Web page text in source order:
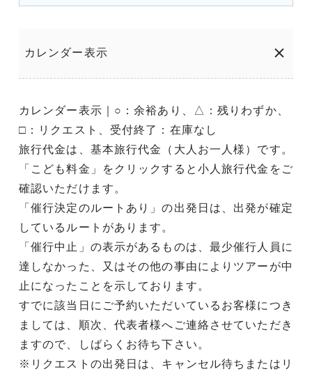
カレンダー表示
カレンダー表示｜○：余裕あり、△：残りわずか、
□：リクエスト、受付終了：在庫なし
旅行代金は、基本旅行代金（大人お一人様）です。
「こども料金」をクリックすると小人旅行代金をご
確認いただけます。
「催行決定のルートあり」の出発日は、出発が確定
しているルートがあります。
「催行中止」の表示があるものは、最少催行人員に
達しなかった、又はその他の事由によりツアーが中
止になったことを示しております。
すでに該当日にご予約いただいているお客様につき
ましては、順次、代表者様へご連絡させていただき
ますので、しばらくお待ち下さい。
※リクエストの出発日は、キャンセル待ちまたはリ